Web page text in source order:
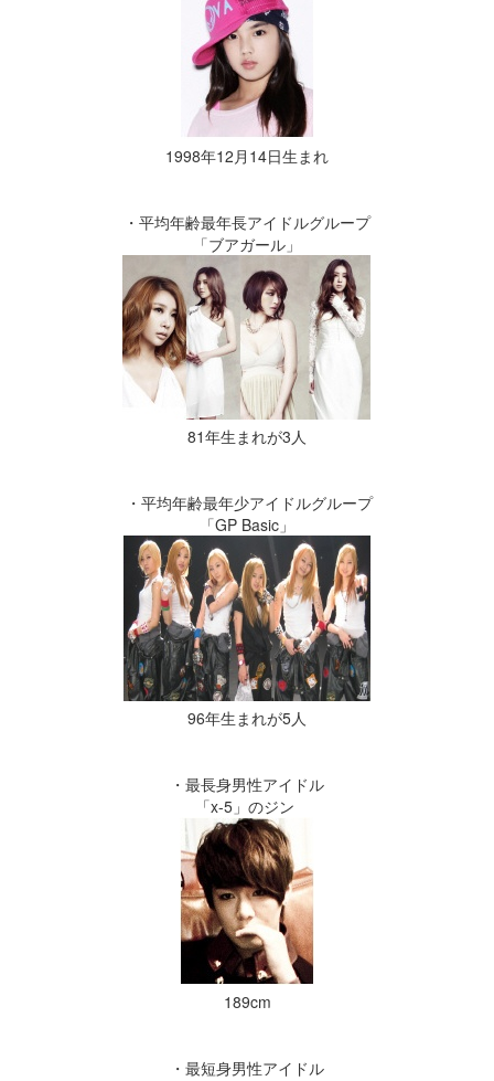
1998年12月14日生まれ
・平均年齢最年長アイドルグループ
「ブアガール」
81年生まれが3人
・平均年齢最年少アイドルグループ
「GP Basic」
96年生まれが5人
・最長身男性アイドル
「x-5」のジン
189cm
・最短身男性アイドル